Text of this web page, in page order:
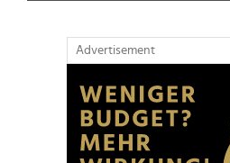
Advertisement